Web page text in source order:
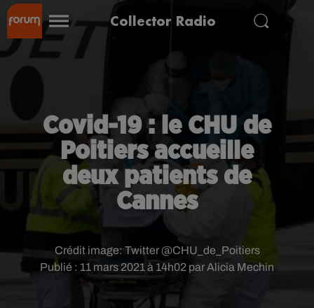
Collector Radio
Covid-19 : le CHU de
Poitiers accueille
deux patients de
Cannes
Publié : 11 mars 2021 à 14h02 par Alicia Mechin
Crédit image: Twitter @CHU_de_Poitiers